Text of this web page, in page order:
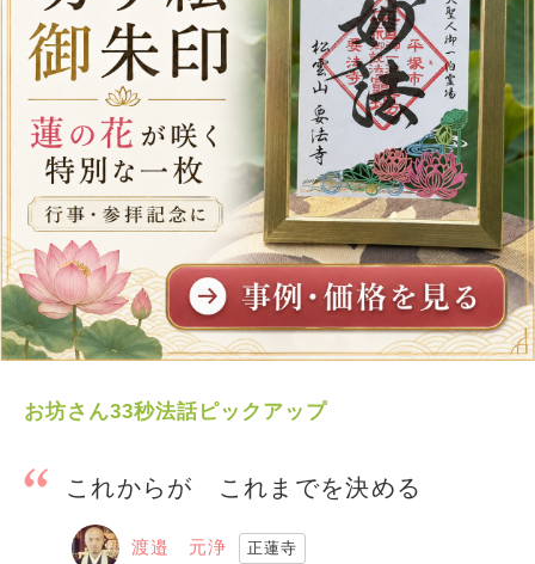
お坊さん33秒法話ピックアップ
これからが これまでを決める
渡邉 元浄 正蓮寺